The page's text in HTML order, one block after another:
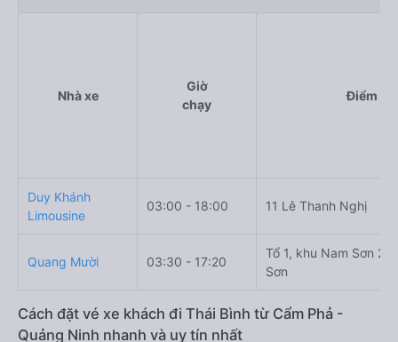
Nhà xe
Giờ
chạy
Điểm đi
Duy Khánh
Limousine
03:00 - 18:00 11 Lê Thanh Nghị
Quang Mười 03:30 - 17:20
Tổ 1, khu Nam Sơn 2,
Sơn
Cách đặt vé xe khách đi Thái Bình từ Cẩm Phả -
Quảng Ninh nhanh và uy tín nhất